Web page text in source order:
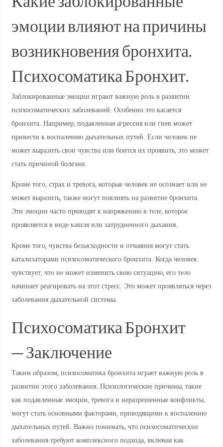
эмоции влияют на причины
возникновения бронхита.
Психосоматика Бронхит.
Заблокированные эмоции играют важную роль в развитии
психосоматических заболеваний. Особенно это касается
бронхита. Например, подавленная агрессия или гнев может
привести к воспалению дыхательных путей. Если человек не
может выразить свои чувства или боится их проявить, это может
стать причиной болезни.
Кроме того, страх и тревога, которые человек не осознает или не
может выразить, также могут повлиять на развитие бронхита.
Эти эмоции часто приводят к напряжению в теле, которое
проявляется в виде кашля или затрудненного дыхания.
Кроме того, чувства безысходности и отчаяния могут стать
катализаторами психосоматического бронхита. Когда человек
чувствует, что не может изменить свою ситуацию, его тело
начинает реагировать на этот стресс. Это может проявляться через
заболевания дыхательной системы.
Психосоматика Бронхит
— Заключение
Таким образом, психосоматика бронхита играет важную роль в
развитии этого заболевания. Психологические причины, такие
как подавленные эмоции, тревога и неразрешенные конфликты,
могут стать основными факторами, приводящими к воспалению
дыхательных путей. Важно понимать, что психосоматические
заболевания требуют комплексного подхода, включая как